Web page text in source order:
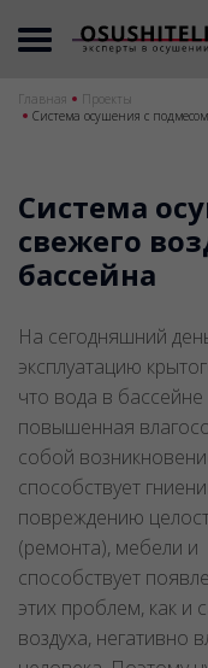
Главная
Проекты
Система осушения с
Система
свежего
бассейна
На сегодняшний
эксплуатацию
что вода в бассейне
повышенная
собой
способствует
повреждению
(ремонта), мебели и
способствует
этих проблем, как
воздуха, негативно